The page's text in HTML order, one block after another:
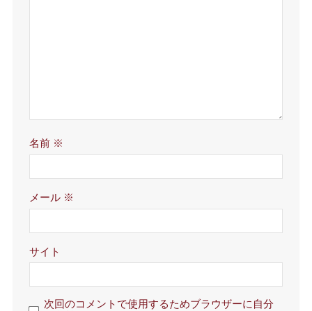
名前 ※
メール ※
サイト
次回のコメントで使用するためブラウザーに自分